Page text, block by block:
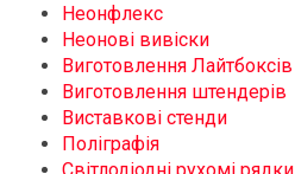
Неонфлекс
Неонові вивіски
Виготовлення Лайтбоксів
Виготовлення штендерів
Виставкові стенди
Поліграфія